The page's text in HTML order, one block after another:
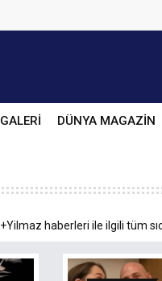
DÜNYA MAGAZİN
haberleri ile ilgili tüm